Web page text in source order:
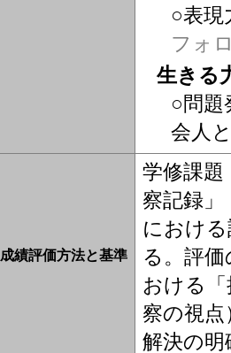
○表現
フォ
生きる
○問題
会人
成績評価方法と基準
学修課題
察記録」
におけ
る。評
おける
察の視点
解決の